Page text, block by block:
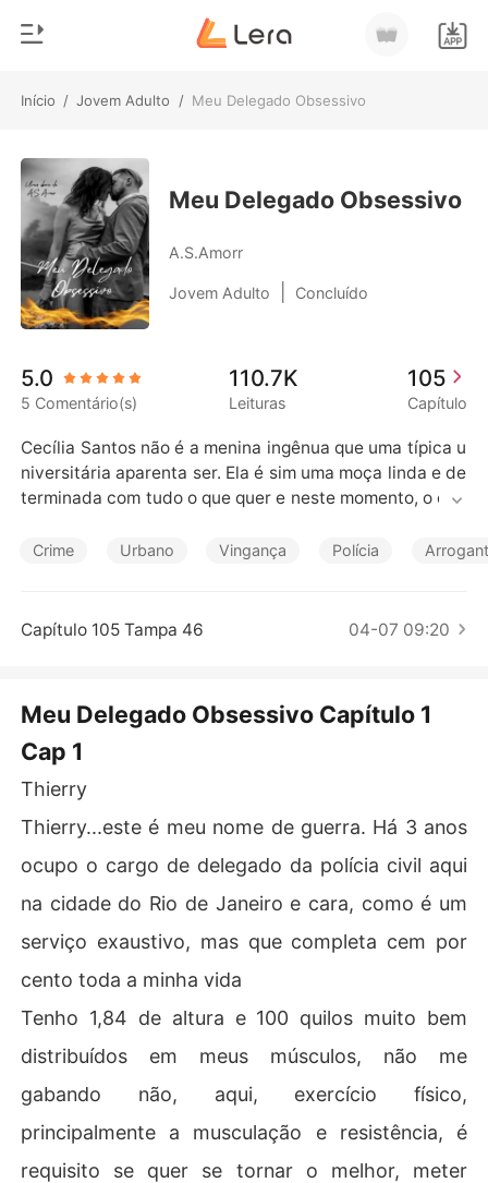
Início / Jovem Adulto / Meu Delegado Obsessivo
Loja
Histórico
Sair
Baixar App
Gênero
Moderno
Lobisomem
Contos
Bilionários
Contos Curtos
Meu Delegado Obsessivo
A.S.Amorr
Jovem Adulto Concluído
5.0
5 Comentário(s)
110.7K
Leituras
105
Capítulo
Cecília Santos não é a menina ingênua que uma típica u
niversitária aparenta ser. Ela é sim uma moça linda e de
terminada com tudo o que quer e neste momento, o que
Thierry, um homem que apenas com a sua presença a d
ções e lugares e gozar como nunca antes, não só para s
bém, para se sentir completa, principalmente por isso.
Aqui encontra-se o livro 1 e o livro 2
Crime Urbano Vingança Polícia
Capítulo 105 Tampa 46 04-07 09:20
Meu Delegado Obsessivo Capítulo 1
Cap 1
Thierry
Thierry...este é meu nome de guerra. Há 3 anos
ocupo o cargo de delegado da polícia civil aqui
na cidade do Rio de Janeiro e cara, como é um
serviço exaustivo, mas que completa cem por
cento toda a minha vida
Tenho 1,84 de altura e 100 quilos muito bem
distribuídos em meus músculos, não me
gabando não, aqui, exercício físico,
principalmente a musculação e resistência, é
requisito se quer se tornar o melhor, meter